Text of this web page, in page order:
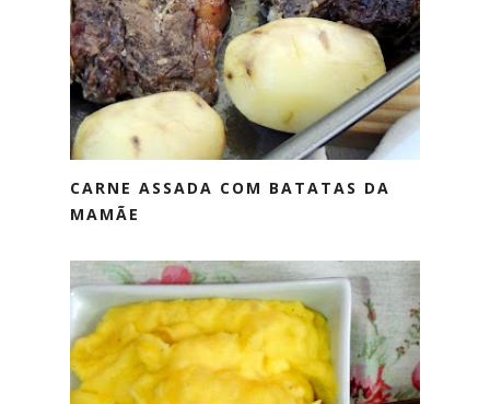
CARNE ASSADA COM BATATAS DA
MAMÃE